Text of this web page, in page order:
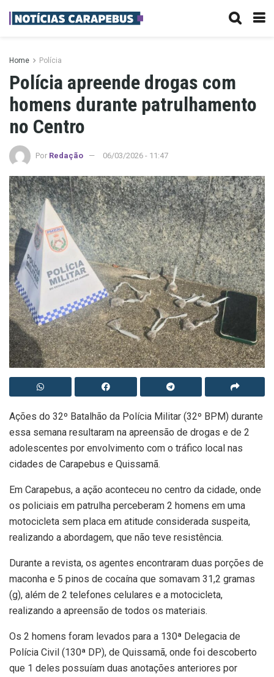
Home Polícia
Polícia apreende drogas com
homens durante patrulhamento
no Centro
Por Redação 06/03/2026 - 11:47
Ações do 32º Batalhão da Polícia Militar (32º BPM) durante
essa semana resultaram na apreensão de drogas e de 2
adolescentes por envolvimento com o tráfico local nas
cidades de Carapebus e Quissamã.
Em Carapebus, a ação aconteceu no centro da cidade, onde
os policiais em patrulha perceberam 2 homens em uma
motocicleta sem placa em atitude considerada suspeita,
realizando a abordagem, que não teve resistência.
Durante a revista, os agentes encontraram duas porções de
maconha e 5 pinos de cocaína que somavam 31,2 gramas
(g), além de 2 telefones celulares e a motocicleta,
realizando a apreensão de todos os materiais.
Os 2 homens foram levados para a 130ª Delegacia de
Polícia Civil (130ª DP), de Quissamã, onde foi descoberto
que 1 deles possuíam duas anotações anteriores por